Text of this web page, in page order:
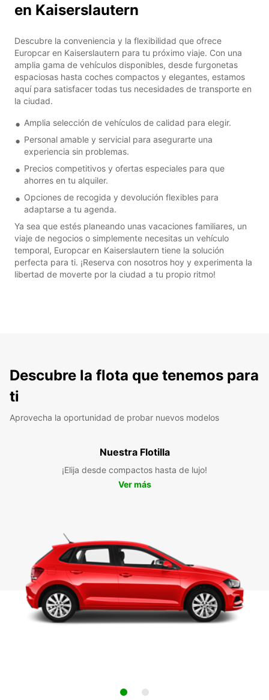
en Kaiserslautern
Descubre la conveniencia y la flexibilidad que ofrece
Europcar en Kaiserslautern para tu próximo viaje. Con una
amplia gama de vehículos disponibles, desde furgonetas
espaciosas hasta coches compactos y elegantes, estamos
aquí para satisfacer todas tus necesidades de transporte en
la ciudad.
Amplia selección de vehículos de calidad para elegir.
Personal amable y servicial para asegurarte una
experiencia sin problemas.
Precios competitivos y ofertas especiales para que
ahorres en tu alquiler.
Opciones de recogida y devolución flexibles para
adaptarse a tu agenda.
Ya sea que estés planeando unas vacaciones familiares, un
viaje de negocios o simplemente necesitas un vehículo
temporal, Europcar en Kaiserslautern tiene la solución
perfecta para ti. ¡Reserva con nosotros hoy y experimenta la
libertad de moverte por la ciudad a tu propio ritmo!
Descubre la flota que tenemos para
ti
Aprovecha la oportunidad de probar nuevos modelos
Nuestra Flotilla
¡Elija desde compactos hasta de lujo!
Ver más